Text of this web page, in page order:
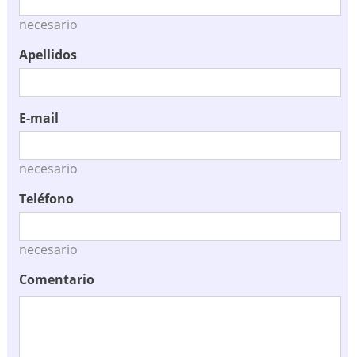
necesario
Apellidos
E-mail
necesario
Teléfono
necesario
Comentario